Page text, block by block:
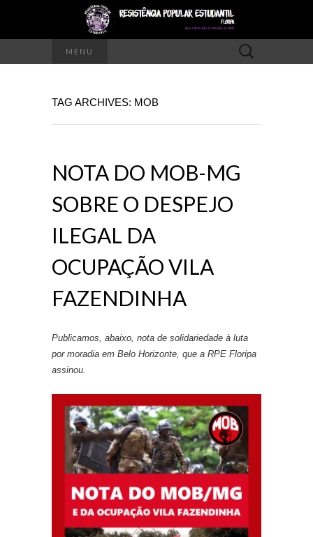
MENU
Pesquisar
por:
TAG ARCHIVES: MOB
NOTA DO MOB-MG
SOBRE O DESPEJO
ILEGAL DA
OCUPAÇÃO VILA
FAZENDINHA
Publicamos, abaixo, nota de solidariedade à luta
por moradia em Belo Horizonte, que a RPE Floripa
assinou.